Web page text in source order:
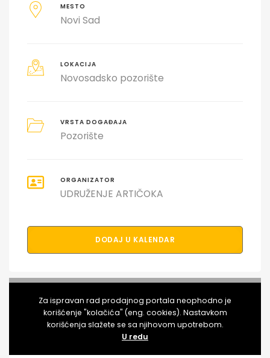
MESTO
Novi Sad
LOKACIJA
Novosadsko pozorište
VRSTA DOGAĐAJA
Pozorište
ORGANIZATOR
UDRUŽENJE ARTIČOKA
DODAJ U KALENDAR
Za ispravan rad prodajnog portala neophodno je
korišćenje "kolačića" (eng. cookies). Nastavkom
korišćenja slažete se sa njihovom upotrebom.
U redu